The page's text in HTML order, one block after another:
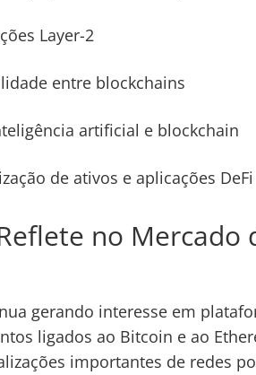
Layer-2
entre blockchains
artificial e blockchain
de ativos e aplicações DeFi
no Mercado
gerando interesse em
ligados ao Bitcoin e ao
importantes de redes